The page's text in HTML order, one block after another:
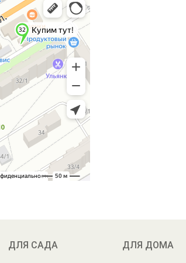
ДЛЯ САДА ДЛЯ ДОМА